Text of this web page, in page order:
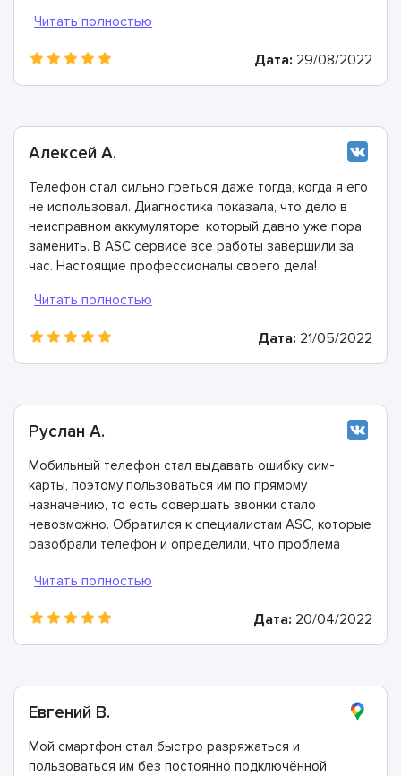
Дата: 29/08/2022
Алексей А.
Телефон стал сильно греться даже тогда, когда я его
не использовал. Диагностика показала, что дело в
неисправном аккумуляторе, который давно уже пора
заменить. В ASC сервисе все работы завершили за
час. Настоящие профессионалы своего дела!
Дата: 21/05/2022
Руслан А.
Мобильный телефон стал выдавать ошибку сим-
карты, поэтому пользоваться им по прямому
назначению, то есть совершать звонки стало
невозможно. Обратился к специалистам ASC, которые
разобрали телефон и определили, что проблема
телефона. Почистили их всего за 20 минут и теперь
Дата: 20/04/2022
Евгений В.
Мой смартфон стал быстро разряжаться и
пользоваться им без постоянно подключённой